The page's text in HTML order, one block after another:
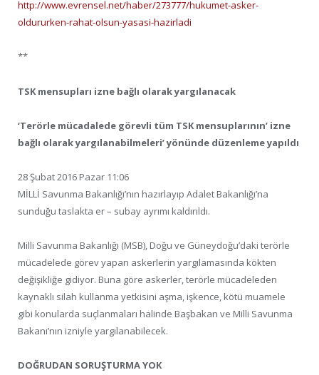
http://www.evrensel.net/haber/273777/hukumet-asker-
oldururken-rahat-olsun-yasasi-hazirladi
**
TSK mensupları izne bağlı olarak yargılanacak
‘Terörle mücadalede görevli tüm TSK mensuplarının’ izne
bağlı olarak yargılanabilmeleri’ yönünde düzenleme yapıldı
28 Şubat 2016 Pazar 11:06
MİLLİ Savunma Bakanlığı’nın hazırlayıp Adalet Bakanlığı’na
sunduğu taslakta er – subay ayrımı kaldırıldı.
Milli Savunma Bakanlığı (MSB), Doğu ve Güneydoğu’daki terörle
mücadelede görev yapan askerlerin yargılamasında kökten
değişikliğe gidiyor. Buna göre askerler, terörle mücadeleden
kaynaklı silah kullanma yetkisini aşma, işkence, kötü muamele
gibi konularda suçlanmaları halinde Başbakan ve Milli Savunma
Bakanı’nın izniyle yargılanabilecek.
DOĞRUDAN SORUŞTURMA YOK